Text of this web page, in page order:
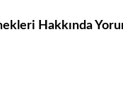
Hakkında